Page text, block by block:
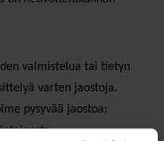
valmistelua tai tietyn
varten jaostoja.
pysyvää jaostoa: